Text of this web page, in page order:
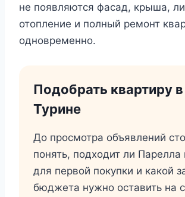
не появляются фасад, крыша,
отопление и полный ремонт
одновременно.
Подобрать квартиру в
Турине
До просмотра объявлений
понять, подходит ли
для первой покупки и какой
бюджета нужно оставить на